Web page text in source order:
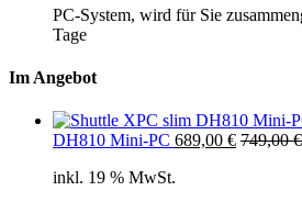
PC-System, wird für Sie
Tage
Im Angebot
DH810 Mini-PC 689,00 € 749,00€
inkl. 19 % MwSt.